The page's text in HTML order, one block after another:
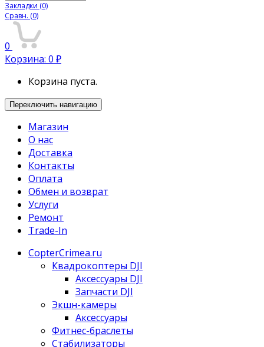
Закладки (0)
Сравн. (0)
0
Корзина: 0 ₽
Корзина пуста.
Переключить навигацию
Магазин
О нас
Доставка
Контакты
Оплата
Обмен и возврат
Услуги
Ремонт
Trade-In
CopterCrimea.ru
Квадрокоптеры DJI
Аксессуары DJI
Запчасти DJI
Экшн-камеры
Аксессуары
Фитнес-браслеты
Стабилизаторы